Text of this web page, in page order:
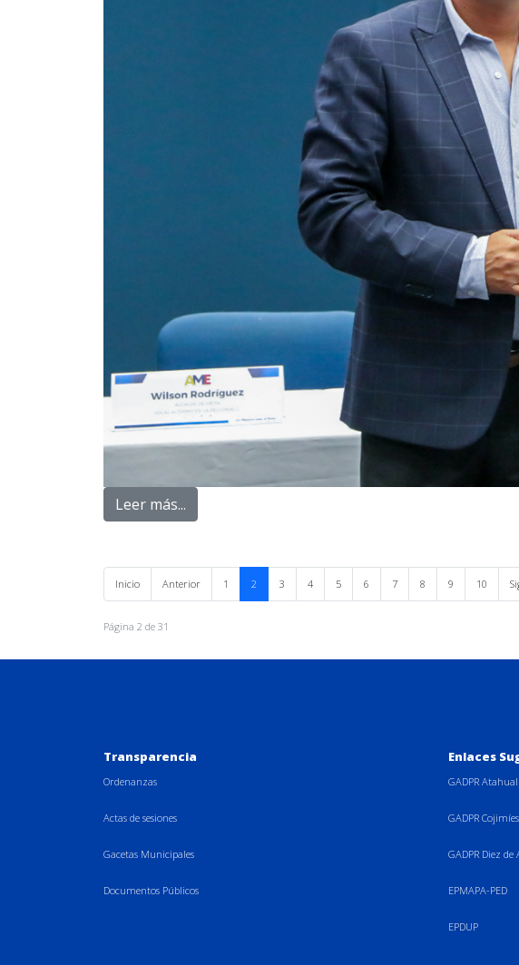
Leer más...
Inicio Anterior 1 2 3 4 5 6 7 8 9 10
Página 2 de 31
Transparencia
Ordenanzas
Actas de sesiones
Gacetas Municipales
Documentos Públicos
Enlaces
GADPR
GADPR Cojimíes
GADPR Diez de
EPMAPA-PED
EPDUP